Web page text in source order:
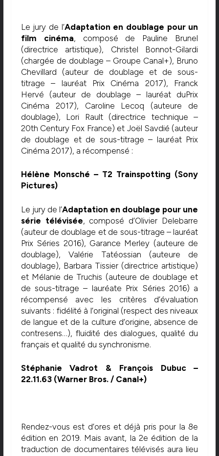
Le jury de l’Adaptation en doublage pour un
film cinéma, composé de Pauline Brunel
(directrice artistique), Christel Bonnot-Gilardi
(chargée de doublage – Groupe Canal+), Bruno
Chevillard (auteur de doublage et de sous-
titrage – lauréat Prix Cinéma 2017), Franck
Hervé (auteur de doublage – lauréat duPrix
Cinéma 2017), Caroline Lecoq (auteure de
doublage), Lori Rault (directrice technique –
20th Century Fox France) et Joël Savdié (auteur
de doublage et de sous-titrage – lauréat Prix
Cinéma 2017), a récompensé :
Hélène Monsché – T2 Trainspotting (Sony
Pictures)
Le jury de l’Adaptation en doublage pour une
série télévisée, composé d’Olivier Delebarre
(auteur de doublage et de sous-titrage – lauréat
Prix Séries 2016), Garance Merley (auteure de
doublage), Valérie Tatéossian (auteure de
doublage), Barbara Tissier (directrice artistique)
et Mélanie de Truchis (auteure de doublage et
de sous-titrage – lauréate Prix Séries 2016) a
récompensé avec les critères d’évaluation
suivants : fidélité à l’original (respect des niveaux
de langue et de la culture d’origine, absence de
contresens…), fluidité des dialogues, qualité du
français et qualité du synchronisme.
Stéphanie Vadrot & François Dubuc –
22.11.63 (Warner Bros. / Canal+)
Rendez-vous est d’ores et déjà pris pour la 8e
édition en 2019. Mais avant, la 2e édition de la
traduction de documentaires télévisés aura lieu